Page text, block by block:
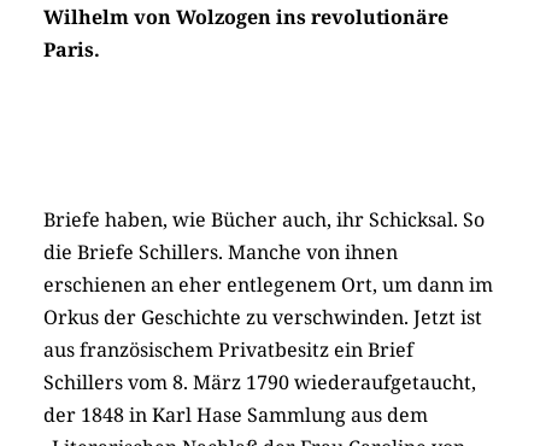
Wilhelm von Wolzogen ins revolutionäre
Paris.
Briefe haben, wie Bücher auch, ihr Schicksal. So
die Briefe Schillers. Manche von ihnen
erschienen an eher entlegenem Ort, um dann im
Orkus der Geschichte zu verschwinden. Jetzt ist
aus französischem Privatbesitz ein Brief
Schillers vom 8. März 1790 wiederaufgetaucht,
der 1848 in Karl Hase Sammlung aus dem